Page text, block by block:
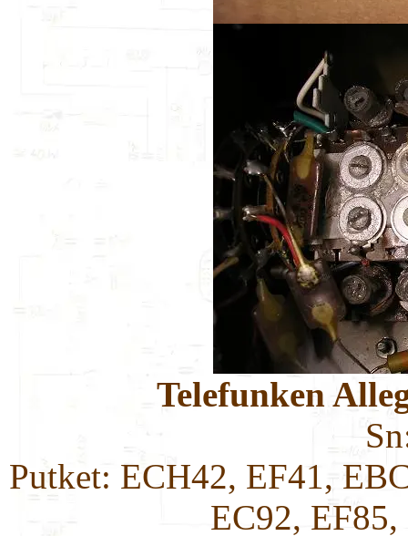
Telefunken
Putket: ECH42, EF41,
EC92,